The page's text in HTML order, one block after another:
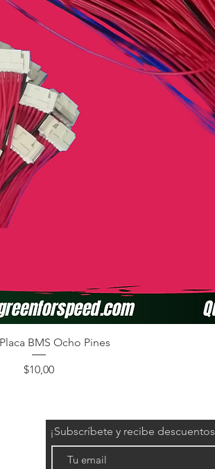
BMS Ocho Pines
Precio
$10,00
¡Subscríbete y recibe